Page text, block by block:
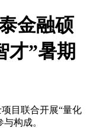
金融硕
”暑期
目联合开展“量化
构成。